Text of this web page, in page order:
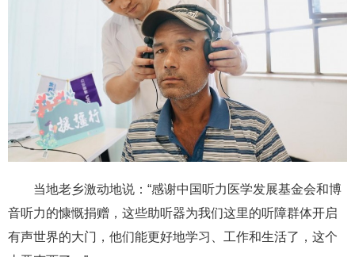
当地老乡激动地说：“感谢中国听力医学发展基金会和博
音听力的慷慨捐赠，这些助听器为我们这里的听障群体开启
有声世界的大门，他们能更好地学习、工作和生活了，这个